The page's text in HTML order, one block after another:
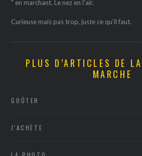
" en marchant. Le nez en l'air.
Curieuse mais pas trop, juste ce qu'il faut.
PLUS D’ARTICLES DE
MARCHE
GOÛTER
J'ACHÈTE